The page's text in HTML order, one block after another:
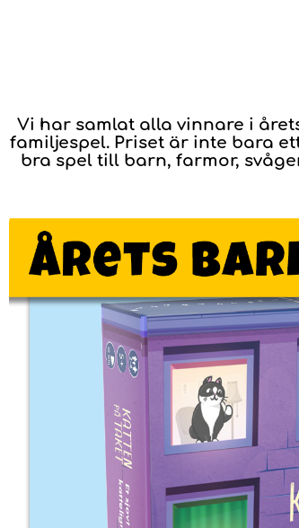
Vi har samlat alla vinnare i
familjespel. Priset är inte bara
bra spel till barn, farmor,